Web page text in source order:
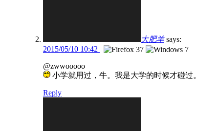
大肥羊 says:
2015/05/10 10:42
@zwwooooo
小学就用过，牛。我是大学的时候才碰过。
Reply